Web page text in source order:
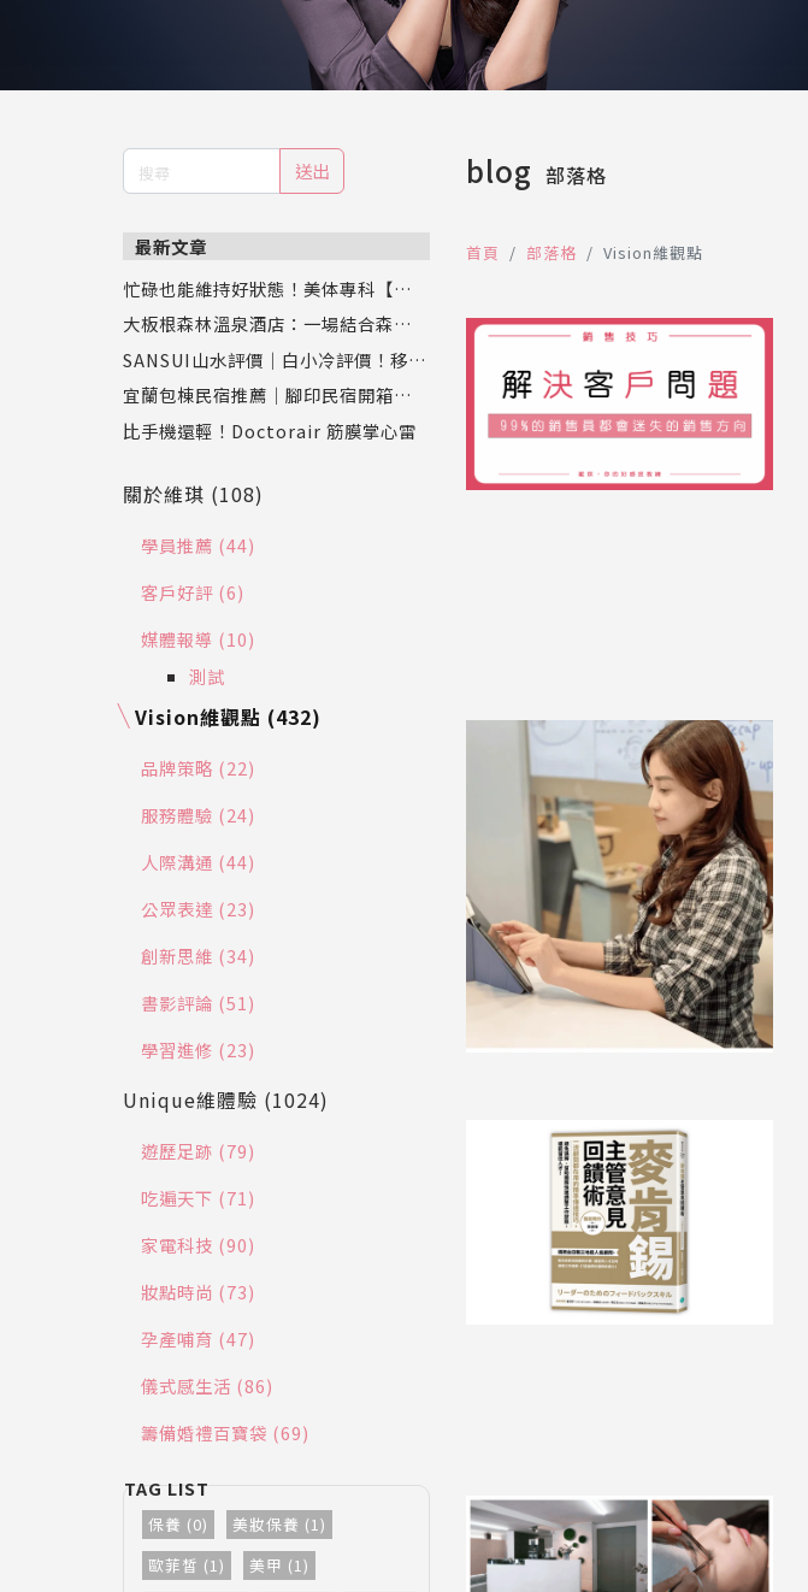
送出
最新文章
忙碌也能維持好狀態！美体專科【超眠
錠】評價：幫助入睡同時促進新陳代
謝，專業營養師推薦
大板根森林溫泉酒店：一場結合森林、
恐龍與溫泉的奇幻之旅
SANSUI山水評價｜白小冷評價！移動
式水冷扇實測，靜涼潤風循環水冷扇S
C-F9讓夏天舒服又省電
宜蘭包棟民宿推薦｜腳印民宿開箱：親
子、寵物、好友聚會都適合的壯圍新開
幕Villa
比手機還輕！Doctorair 筋膜掌心雷
關於維琪 (108)
學員推薦 (44)
客戶好評 (6)
媒體報導 (10)
測試
Vision維觀點 (432)
品牌策略 (22)
服務體驗 (24)
人際溝通 (44)
公眾表達 (23)
創新思維 (34)
書影評論 (51)
學習進修 (23)
Unique維體驗 (1024)
遊歷足跡 (79)
吃遍天下 (71)
家電科技 (90)
妝點時尚 (73)
孕產哺育 (47)
儀式感生活 (86)
籌備婚禮百寶袋 (69)
保養 (0)
美妝保養 (1)
歐菲皙 (1)
美甲 (1)
blog 部落格
首頁 部落格 Vision維觀點